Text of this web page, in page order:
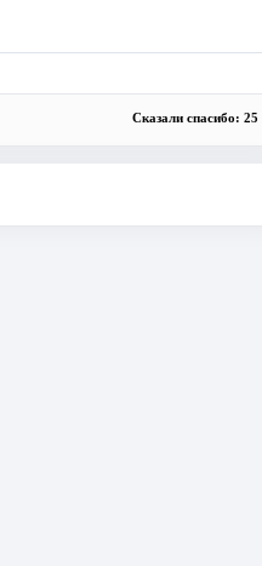
Сказали спасибо: 25